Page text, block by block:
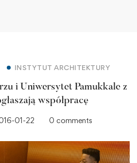
INSTYTUT ARCHITEKTURY
i Uniwersytet Pamukkale z
współpracę
01-22 0 comments